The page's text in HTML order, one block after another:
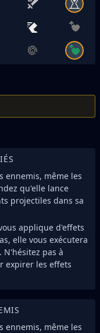
ennemis, même les
qu'elle lance
projectiles dans sa
applique d'effets
elle vous exécutera
N'hésitez pas à
expirer les effets
ennemis, même les